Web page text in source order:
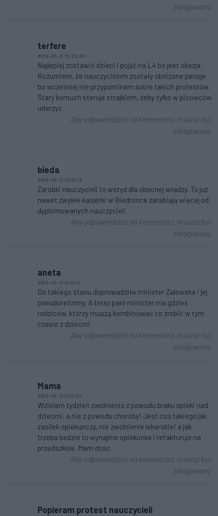
zalogowany.
terfere
2019-01-11 12:22:36
Najlepiej zostawić dzieci i pójść na L4 bo jest okazja.
Rozumiem, że nauczycielom zostały obniżone pensje
bo wcześniej nie przypominam sobie takich protestów.
Stary komuch steruje strajkiem, żeby tylko w pisowców
uderzyć.
Aby odpowiedzieć na komentarz, musisz być
zalogowany.
bieda
2019-01-11 12:10:18
Zarobki nauczycieli to wstyd dla obecnej władzy. To już
nawet zwykłe kasjerki w Biedronce zarabiają więcej od
dyplomowanych nauczycieli.
Aby odpowiedzieć na komentarz, musisz być
zalogowany.
aneta
2019-01-11 11:47:11
Do takiego stanu doprowadziła minister Zalewska i jej
pseudoreformy. A teraz pani minister ma gdzieś
rodziców, którzy muszą kombinować co zrobić w tym
czasie z dziećmi.
Aby odpowiedzieć na komentarz, musisz być
zalogowany.
Mama
2019-01-11 11:13:54
Wzielam tydzień zwolnienia z powodu braku opieki nad
dziecmi, a nie z powodu choroby! Jest cos takiego jak
zasilek opiekunczy, nie zwolnienie lekarskie! a jak
trzeba bedzie to wynajme opiekunke i refakturuje na
przedszkole. Mam dosc
Aby odpowiedzieć na komentarz, musisz być
zalogowany.
Popieram protest nauczycieli